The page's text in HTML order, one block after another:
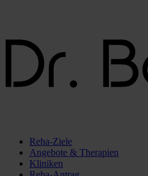
Reha-Ziele
Angebote & Therapien
Kliniken